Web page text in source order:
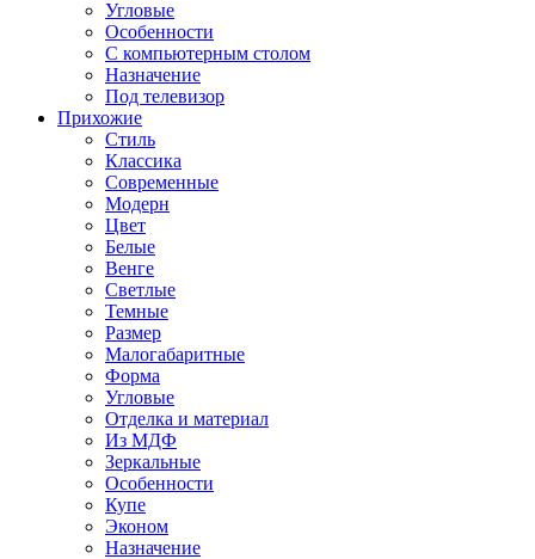
Угловые
Особенности
С компьютерным столом
Назначение
Под телевизор
Прихожие
Стиль
Классика
Современные
Модерн
Цвет
Белые
Венге
Светлые
Темные
Размер
Малогабаритные
Форма
Угловые
Отделка и материал
Из МДФ
Зеркальные
Особенности
Купе
Эконом
Назначение